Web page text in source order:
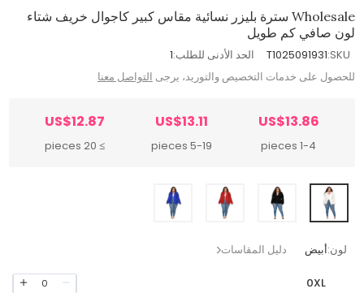
Wholesale سترة بليزر نسائية مقاس كبير كاجوال خريف شتاء
لون صافي كم طويل
SKU:
T1025091931 الحد الأدنى للطلب:1
للحصول على خدمات التخصيص والتوريد، يرجى التواصل معنا
US$13.86
1-4 pieces
US$13.11
5-19 pieces
US$12.87
≥ 20 pieces
لون:أبيض دليل المقاسات
0XL
0